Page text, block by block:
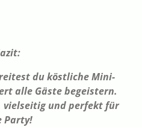
du köstliche Mini-
alle Gäste begeistern.
vielseitig und perfekt für
Party!